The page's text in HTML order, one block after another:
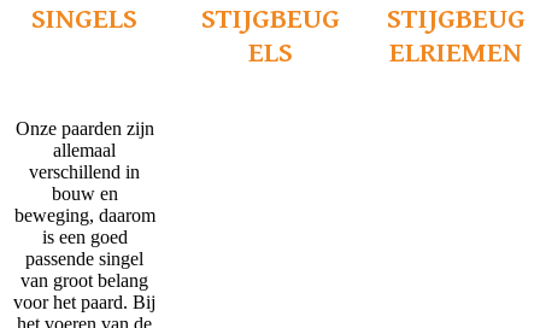
SINGELS
STIJGBEUG
ELS
STIJGBEUG
ELRIEMEN
Onze paarden zijn
allemaal
verschillend in
bouw en
beweging, daarom
is een goed
passende singel
van groot belang
voor het paard. Bij
het voeren van de